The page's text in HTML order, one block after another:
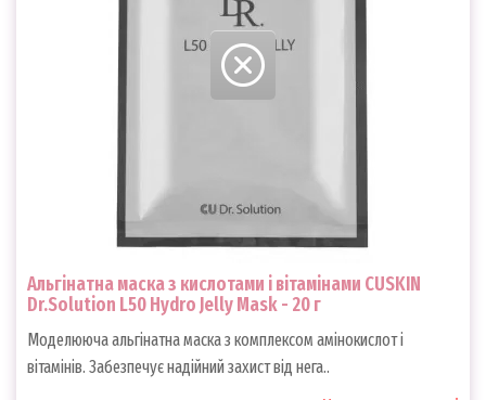
Альгінатна маска з кислотами і вітамінами CUSKIN
Dr.Solution L50 Hydro Jelly Mask - 20 г
Моделююча альгінатна маска з комплексом амінокислот і
вітамінів. Забезпечує надійний захист від нега..